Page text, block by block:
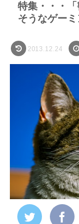
特集・・・
そうなゲーミ
2013.12.24